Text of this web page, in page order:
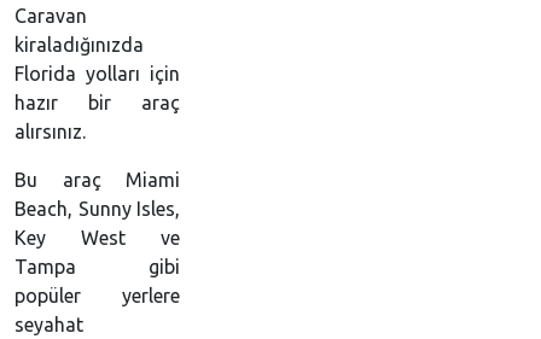
Caravan
kiraladığınızda
Florida yolları için
hazır bir araç
alırsınız.
Bu araç Miami
Beach, Sunny Isles,
Key West ve
Tampa gibi
popüler yerlere
seyahat